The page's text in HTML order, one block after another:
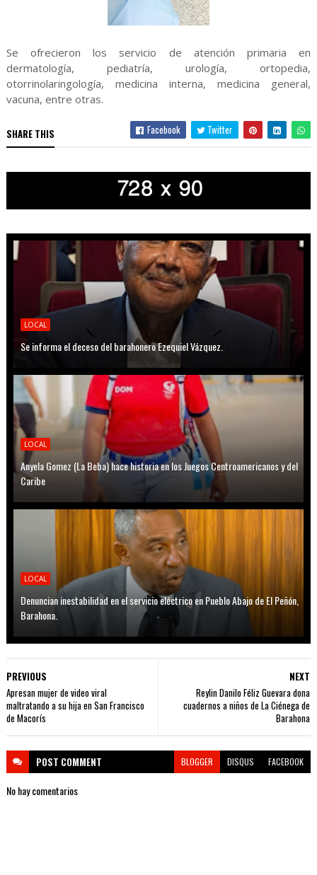
Se ofrecieron los servicio de atención primaria en
dermatología, pediatría, urología, ortopedia,
otorrinolaringología, medicina interna, medicina general,
vacuna, entre otras.
SHARE THIS Facebook Twitter
LOCAL
Se informa el deceso del barahonero Ezequiel Vázquez.
LOCAL
Anyela Gomez (La Beba) hace historia en los Juegos Centroamericanos y del
Caribe
LOCAL
Denuncian inestabilidad en el servicio eléctrico en Pueblo Abajo de El Peñón,
Barahona.
NEXT
Reylin Danilo Féliz Guevara dona
cuadernos a niños de La Ciénega de
Barahona
PREVIOUS
Apresan mujer de video viral
maltratando a su hija en San Francisco
de Macorís
POST COMMENT BLOGGER DISQUS FACEBOOK
No hay comentarios